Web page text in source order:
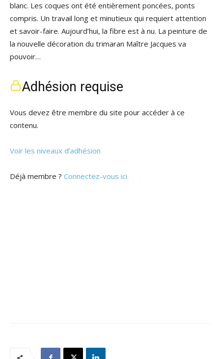
blanc. Les coques ont été entièrement poncées, ponts
compris. Un travail long et minutieux qui requiert attention
et savoir-faire. Aujourd’hui, la fibre est à nu. La peinture de
la nouvelle décoration du trimaran Maître Jacques va
pouvoir…
Adhésion requise
Vous devez être membre du site pour accéder à ce
contenu.
Voir les niveaux d’adhésion
Déjà membre ? Connectez-vous ici